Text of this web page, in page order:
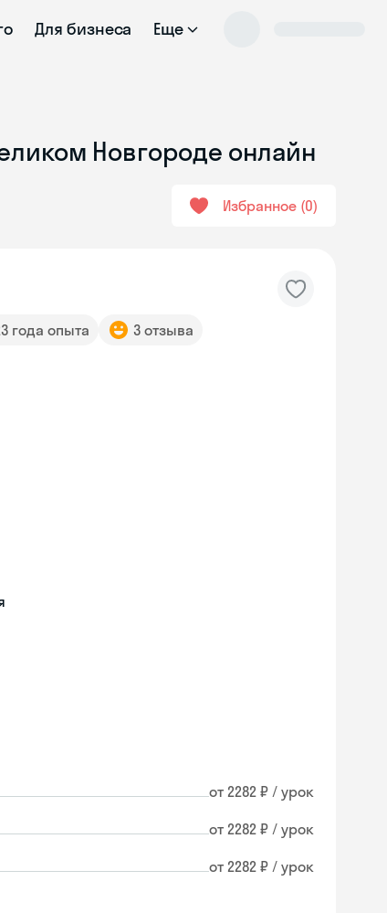
Для бизнеса Еще
Новгороде онлайн
Избранное 0
года опыта 3 отзыва
от 2282 ₽ / урок
от 2282 ₽ / урок
от 2282 ₽ / урок